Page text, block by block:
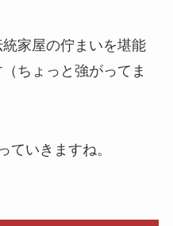
家屋の佇まいを堪能
ちょっと強がってま
ていきますね。